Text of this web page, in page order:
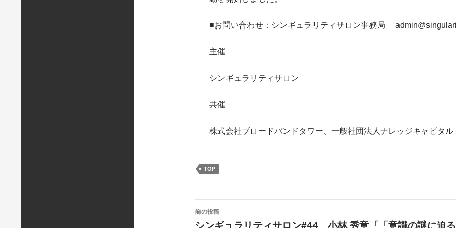
■お問い合わせ：シンギュラリティサロン事務局
主催
シンギュラリティサロン
共催
株式会社ブロードバンドタワー、一般社団法人ナレッジキャピタル
TOP
投
前の投稿
シンギュラリティサロン#44 小林 秀章「「意識の謎に迫る